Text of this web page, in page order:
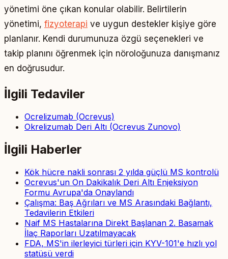
yönetimi öne çıkan konular olabilir. Belirtilerin
yönetimi, fizyoterapi ve uygun destekler kişiye göre
planlanır. Kendi durumunuza özgü seçenekleri ve
takip planını öğrenmek için nöroloğunuza danışmanız
en doğrusudur.
İlgili Tedaviler
Ocrelizumab (Ocrevus)
Okrelizumab Deri Altı (Ocrevus Zunovo)
İlgili Haberler
Kök hücre nakli sonrası 2 yılda güçlü MS kontrolü
Ocrevus'un On Dakikalık Deri Altı Enjeksiyon
Formu Avrupa'da Onaylandı
Çalışma: Baş Ağrıları ve MS Arasındaki Bağlantı,
Tedavilerin Etkileri
Naif MS Hastalarına Direkt Başlanan 2. Basamak
İlaç Raporları Uzatılmayacak
FDA, MS'in ilerleyici türleri için KYV-101'e hızlı yol
statüsü verdi